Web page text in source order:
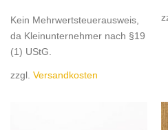
Kein Mehrwertsteuerausweis,
da Kleinunternehmer nach §19
(1) UStG.
zzgl. Versandkosten